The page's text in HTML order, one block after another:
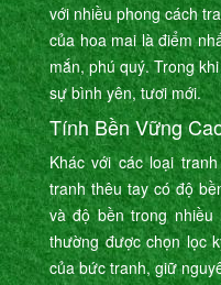
với nhiều phong cách
của hoa mai là điểm
mắn, phú quý. Trong
sự bình yên, tươi mới.
Tính Bền Vững
Khác với các loại
tranh thêu tay có độ
và độ bền trong
thường được chọn lọc
của bức tranh, giữ